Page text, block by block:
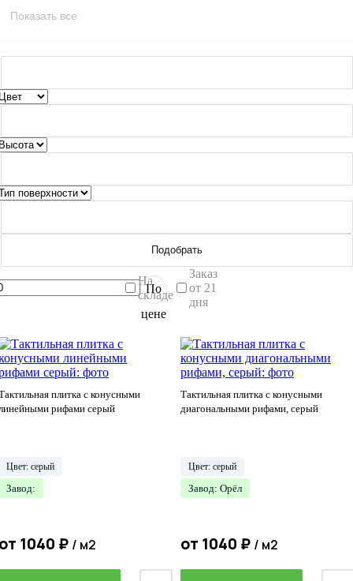
Показать все
Подобрать
По
цене
На
складе
Заказ
от 21
дня
плитка с конусными
рифами серый
Цвет: серый
Завод:
1040 ₽ / м2
Тактильная плитка с конусными
диагональными рифами, серый
Цвет: серый
Завод: Орёл
от 1040 ₽ / м2